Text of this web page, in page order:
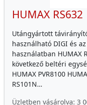
HUMAX RS632
Utángyártott
használható DIGI és
használatban HUMAX
következő beltéri
HUMAX PVR8100
RS101N…
Üzletben vásárolva: 3